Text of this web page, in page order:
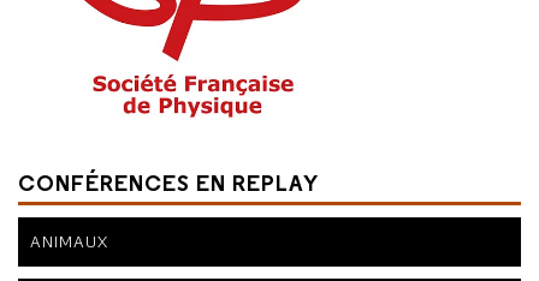
CONFÉRENCES EN REPLAY
ANIMAUX